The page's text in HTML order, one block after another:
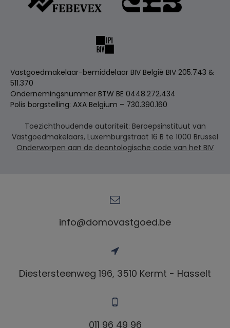
Vastgoedmakelaar-bemiddelaar BIV België BIV 205.743 &
511.370
Ondernemingsnummer BTW BE 0448.272.434
Polis borgstelling: AXA Belgium – 730.390.160
Toezichthoudende autoriteit: Beroepsinstituut van
Vastgoedmakelaars, Luxemburgstraat 16 B te 1000 Brussel
Onderworpen aan de deontologische code van het BIV
info@domovastgoed.be
Diestersteenweg 196, 3510 Kermt - Hasselt
011 96 49 96